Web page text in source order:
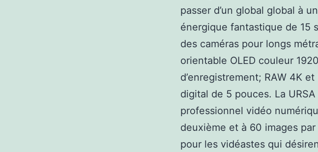
passer d’un global global à
énergique fantastique de 15
des caméras pour longs
orientable OLED couleur
d’enregistrement; RAW 4K
digital de 5 pouces. La
professionnel vidéo
deuxième et à 60 images
pour les vidéastes qui